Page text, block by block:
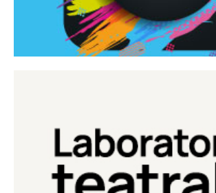
Laboratorio di teatro del Teatro
Continua